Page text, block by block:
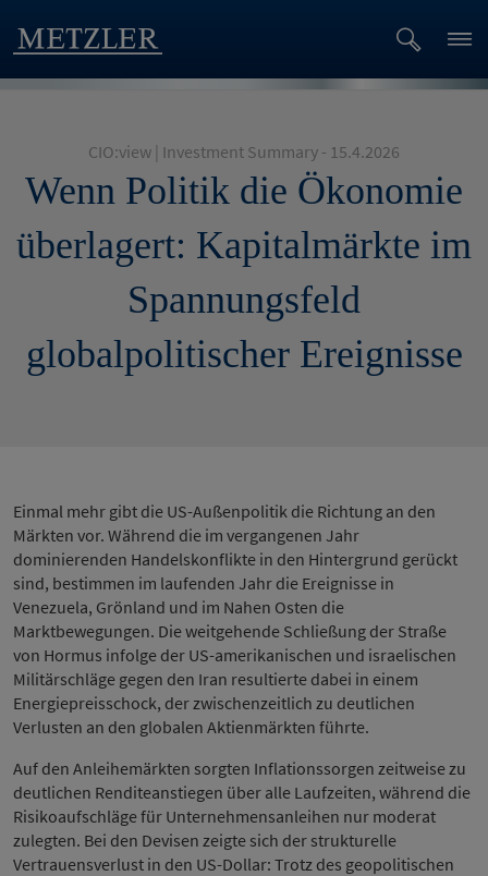
CIO:view | Investment Summary - 15.4.2026
Wenn Politik die Ökonomie
überlagert: Kapitalmärkte im
Spannungsfeld
globalpolitischer Ereignisse
Einmal mehr gibt die US-Außenpolitik die Richtung an den
Märkten vor. Während die im vergangenen Jahr
dominierenden Handelskonflikte in den Hintergrund gerückt
sind, bestimmen im laufenden Jahr die Ereignisse in
Venezuela, Grönland und im Nahen Osten die
Marktbewegungen. Die weitgehende Schließung der Straße
von Hormus infolge der US-amerikanischen und israelischen
Militärschläge gegen den Iran resultierte dabei in einem
Energiepreisschock, der zwischenzeitlich zu deutlichen
Verlusten an den globalen Aktienmärkten führte.
Auf den Anleihemärkten sorgten Inflationssorgen zeitweise zu
deutlichen Renditeanstiegen über alle Laufzeiten, während die
Risikoaufschläge für Unternehmensanleihen nur moderat
zulegten. Bei den Devisen zeigte sich der strukturelle
Vertrauensverlust in den US-Dollar: Trotz des geopolitischen